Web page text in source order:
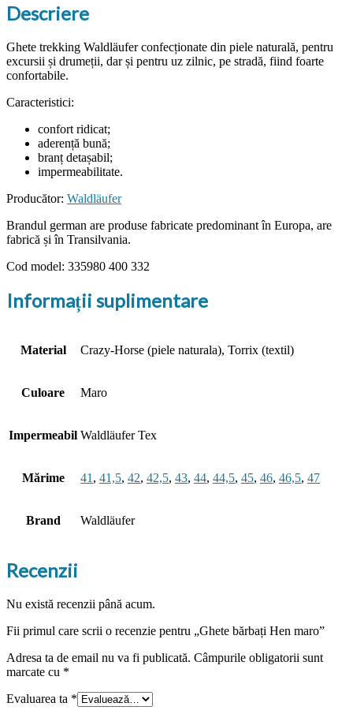
Descriere
Ghete trekking Waldläufer confecționate din piele naturală, pentru
excursii și drumeții, dar și pentru uz zilnic, pe stradă, fiind foarte
confortabile.
Caracteristici:
confort ridicat;
aderență bună;
branț detașabil;
impermeabilitate.
Producător: Waldläufer
Brandul german are produse fabricate predominant în Europa, are
fabrică și în Transilvania.
Cod model: 335980 400 332
Informații suplimentare
Material Crazy-Horse (piele naturala), Torrix (textil)
Culoare Maro
Impermeabil Waldläufer Tex
Mărime 41 , 41,5, 42, 42,5, 43, 44, 44,5, 45, 46, 46,5, 47
Brand Waldläufer
Recenzii
Nu există recenzii până acum.
Fii primul care scrii o recenzie pentru „Ghete bărbați Hen maro”
Adresa ta de email nu va fi publicată. Câmpurile obligatorii sunt
marcate cu *
Evaluarea ta *